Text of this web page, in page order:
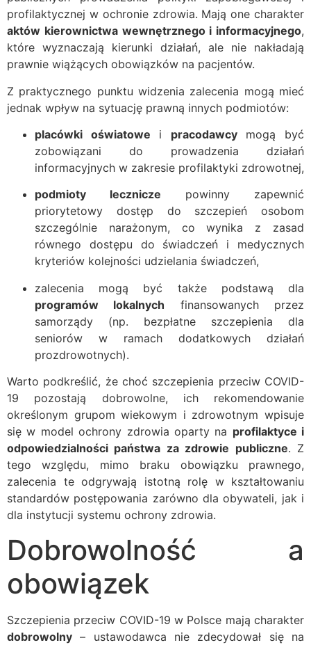
profilaktycznej w ochronie zdrowia. Mają one charakter
aktów kierownictwa wewnętrznego i informacyjnego,
które wyznaczają kierunki działań, ale nie nakładają
prawnie wiążących obowiązków na pacjentów.
Z praktycznego punktu widzenia zalecenia mogą mieć
jednak wpływ na sytuację prawną innych podmiotów:
placówki oświatowe i pracodawcymogą być
zobowiązani do prowadzenia działań
informacyjnych w zakresie profilaktyki zdrowotnej,
podmioty lecznicze powinny zapewnić
priorytetowy dostęp do szczepień osobom
szczególnie narażonym, co wynika z zasad
równego dostępu do świadczeń i medycznych
kryteriów kolejności udzielania świadczeń,
zalecenia mogą być także podstawą dla
programów lokalnych finansowanych przez
samorządy (np. bezpłatne szczepienia dla
seniorów w ramach dodatkowych działań
prozdrowotnych).
Warto podkreślić, że choć szczepienia przeciw COVID-
19 pozostają dobrowolne, ich rekomendowanie
określonym grupom wiekowym i zdrowotnym wpisuje
się w model ochrony zdrowia oparty na profilaktyce i
odpowiedzialności państwa za zdrowie publiczne. Z
tego względu, mimo braku obowiązku prawnego,
zalecenia te odgrywają istotną rolę w kształtowaniu
standardów postępowania zarówno dla obywateli, jak i
dla instytucji systemu ochrony zdrowia.
Dobrowolność a
obowiązek
Szczepienia przeciw COVID-19 w Polsce mają charakter
dobrowolny – ustawodawca nie zdecydował się na